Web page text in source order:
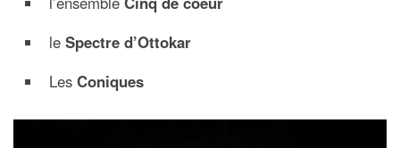
le Spectre d’Ottokar
Les Coniques